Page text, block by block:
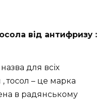
від антифризу :
для всіх
тосол – це марка
в радянському